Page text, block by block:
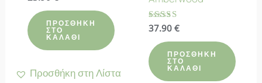
4.50
από 5ΠΡΟΣΘΉΚΗ
ΣΤΟ
ΚΑΛΆΘΙ
Προσθήκη στη Λίστα
Βαθμολογήθηκε
4.40
από 5
37.90€
ΠΡΟΣΘΉΚΗ
ΣΤΟ
ΚΑΛΆΘΙ